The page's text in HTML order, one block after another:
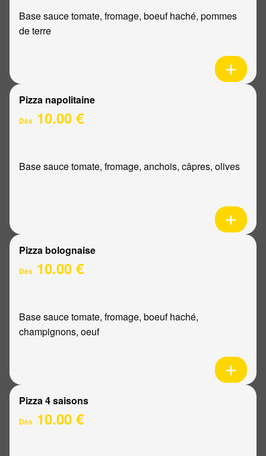
Base sauce tomate, fromage, boeuf haché, pommes
de terre
Pizza napolitaine
Dès 10.00 €
Base sauce tomate, fromage, anchois, câpres, olives
Pizza bolognaise
Dès 10.00 €
Base sauce tomate, fromage, boeuf haché,
champignons, oeuf
Pizza 4 saisons
Dès 10.00 €